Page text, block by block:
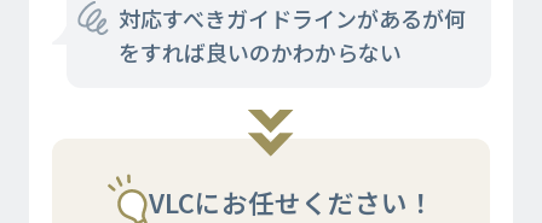
対応すべきガイドラインがあるが何
をすれば良いのかわからない
VLCにお任せください！